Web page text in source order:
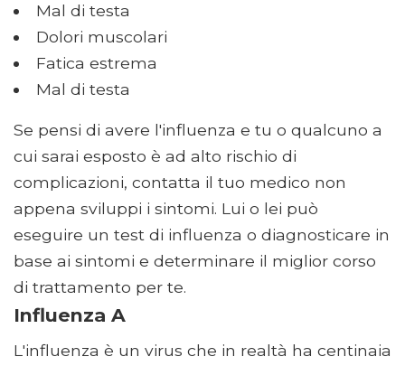
Mal di testa
Dolori muscolari
Fatica estrema
Mal di testa
Se pensi di avere l'influenza e tu o qualcuno a
cui sarai esposto è ad alto rischio di
complicazioni, contatta il tuo medico non
appena sviluppi i sintomi. Lui o lei può
eseguire un test di influenza o diagnosticare in
base ai sintomi e determinare il miglior corso
di trattamento per te.
Influenza A
L'influenza è un virus che in realtà ha centinaia